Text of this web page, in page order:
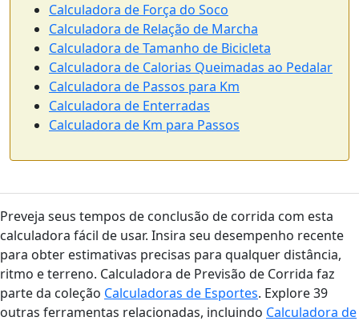
Calculadora de Força do Soco
Calculadora de Relação de Marcha
Calculadora de Tamanho de Bicicleta
Calculadora de Calorias Queimadas ao Pedalar
Calculadora de Passos para Km
Calculadora de Enterradas
Calculadora de Km para Passos
Preveja seus tempos de conclusão de corrida com esta
calculadora fácil de usar. Insira seu desempenho recente
para obter estimativas precisas para qualquer distância,
ritmo e terreno. Calculadora de Previsão de Corrida faz
parte da coleção Calculadoras de Esportes. Explore 39
outras ferramentas relacionadas, incluindo Calculadora de